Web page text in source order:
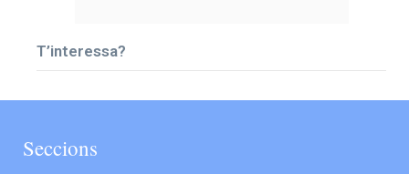
T’interessa?
Seccions